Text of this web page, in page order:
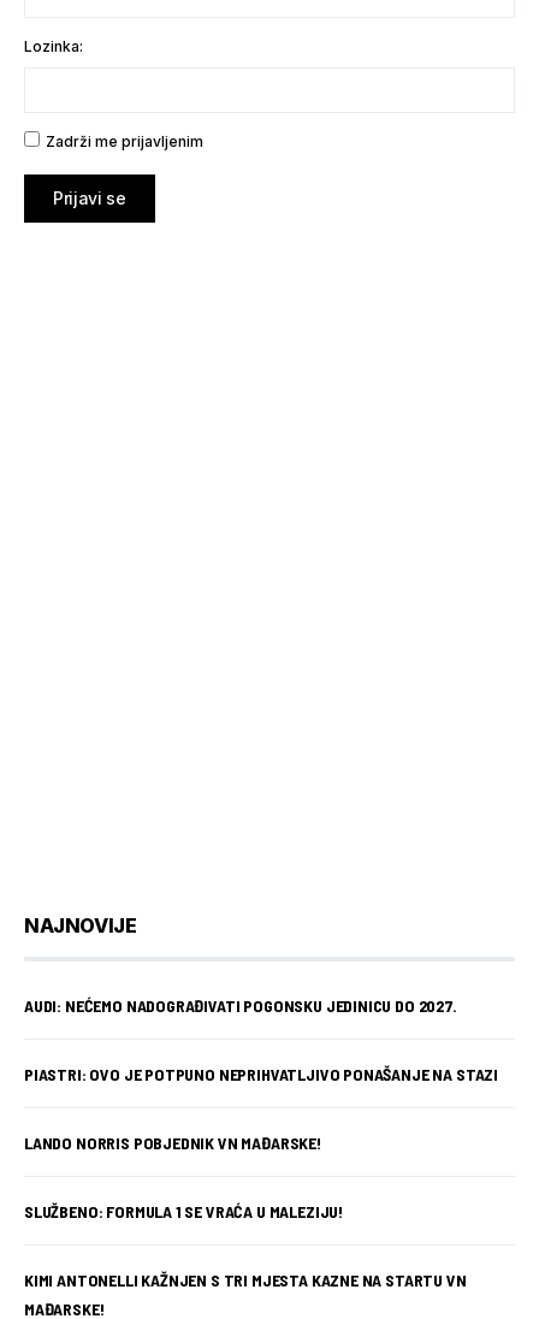
Lozinka:
Zadrži me prijavljenim
Prijavi se
NAJNOVIJE
AUDI: NEĆEMO NADOGRAĐIVATI POGONSKU JEDINICU DO 2027.
PIASTRI: OVO JE POTPUNO NEPRIHVATLJIVO PONAŠANJE NA STAZI
LANDO NORRIS POBJEDNIK VN MAĐARSKE!
SLUŽBENO: FORMULA 1 SE VRAĆA U MALEZIJU!
KIMI ANTONELLI KAŽNJEN S TRI MJESTA KAZNE NA STARTU VN
MAĐARSKE!